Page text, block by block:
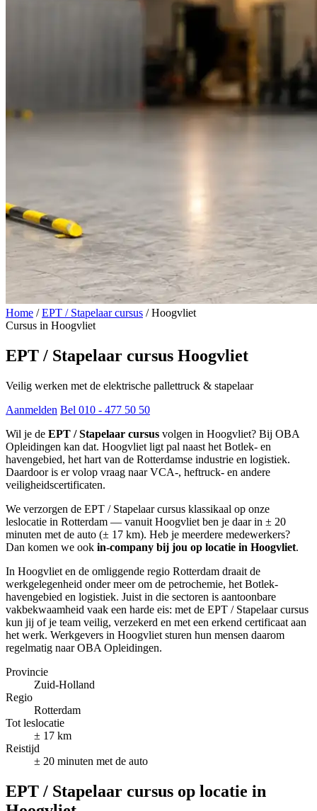
Home / EPT / Stapelaar cursus / Hoogvliet
Cursus in Hoogvliet
EPT / Stapelaar cursus Hoogvliet
Veilig werken met de elektrische pallettruck & stapelaar
Aanmelden Bel 010 - 477 50 50
Wil je de EPT / Stapelaar cursus volgen in Hoogvliet? Bij OBA
Opleidingen kan dat. Hoogvliet ligt pal naast het Botlek- en
havengebied, het hart van de Rotterdamse industrie en logistiek.
Daardoor is er volop vraag naar VCA-, heftruck- en andere
veiligheidscertificaten.
We verzorgen de EPT / Stapelaar cursus klassikaal op onze
leslocatie in Rotterdam — vanuit Hoogvliet ben je daar in ± 20
minuten met de auto (± 17 km). Heb je meerdere medewerkers?
Dan komen we ook in-company bij jou op locatie in Hoogvliet.
In Hoogvliet en de omliggende regio Rotterdam draait de
werkgelegenheid onder meer om de petrochemie, het Botlek-
havengebied en logistiek. Juist in die sectoren is aantoonbare
vakbekwaamheid vaak een harde eis: met de EPT / Stapelaar cursus
kun jij of je team veilig, verzekerd en met een erkend certificaat aan
het werk. Werkgevers in Hoogvliet sturen hun mensen daarom
regelmatig naar OBA Opleidingen.
Provincie
Zuid-Holland
Regio
Rotterdam
Tot leslocatie
± 17 km
Reistijd
± 20 minuten met de auto
EPT / Stapelaar cursus op locatie in